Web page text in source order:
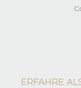
ERFAHRE